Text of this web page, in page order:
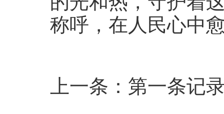
称呼，在人民心中
上一条：第一条记